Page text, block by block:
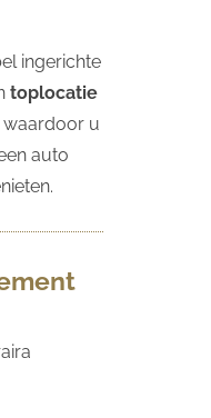
ingerichte
toplocatie
waardoor u
auto